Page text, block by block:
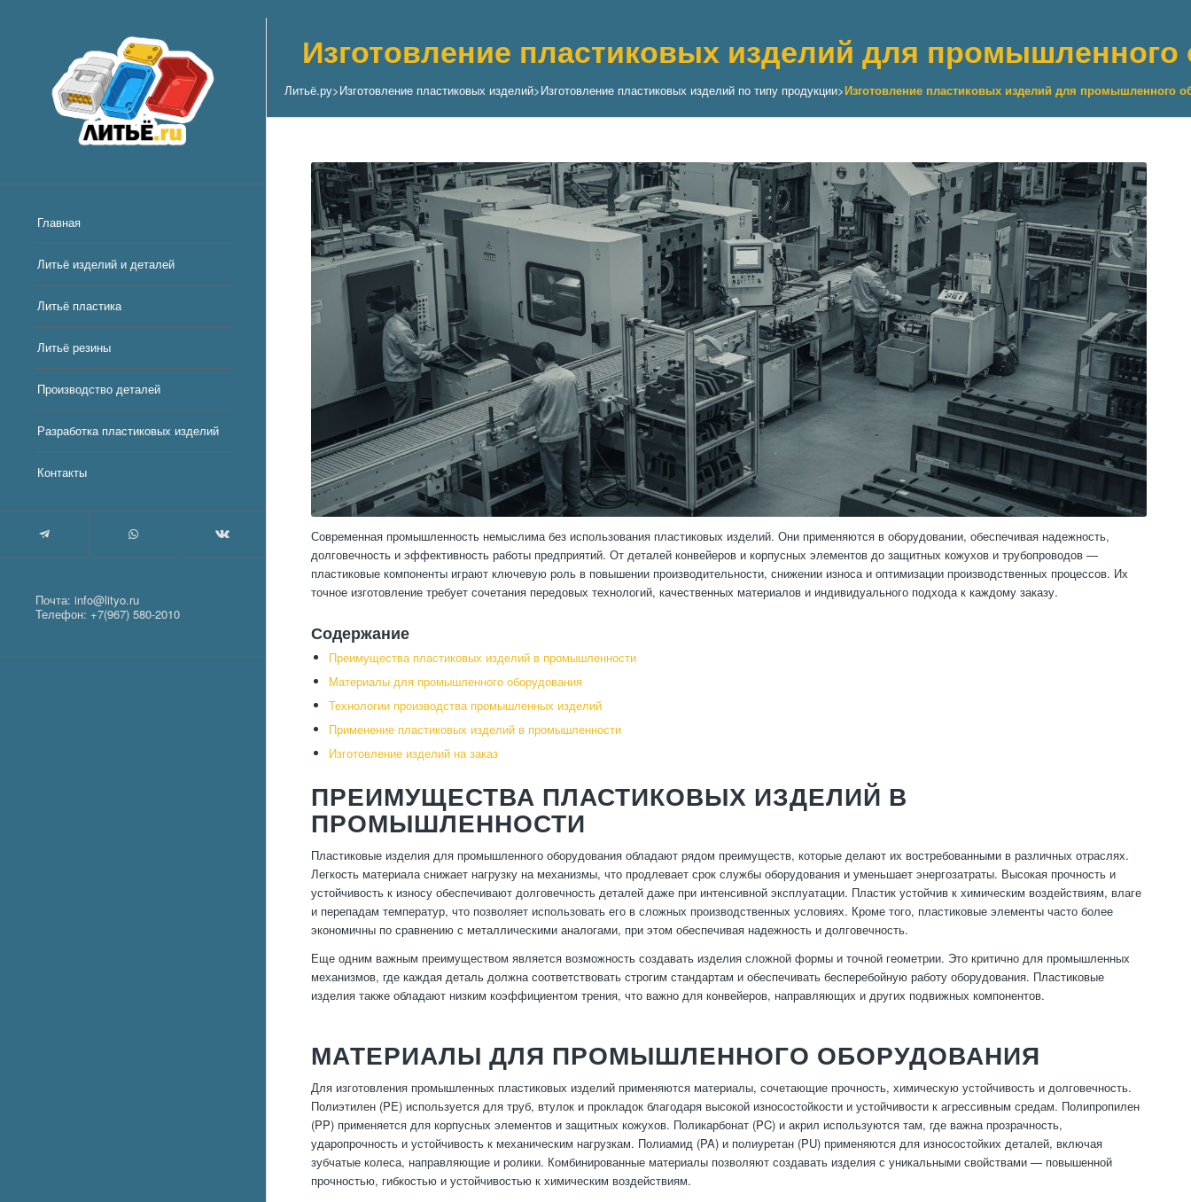
Главная
Литьё изделий и деталей
Литьё пластика
Литьё резины
Производство деталей
Разработка пластиковых изделий
Контакты
Почта: info@lityo.ru
Телефон: +7(967) 580-2010
Изготовление пластиковых изделий для промышленного
Литьё.ру>Изготовление пластиковых изделий>Изготовление пластиковых изделий по типу продукции>Изготовление пластиковых изделий для промышленного
Современная промышленность немыслима без использования пластиковых изделий. Они применяются в оборудовании, обеспечивая надежность,
долговечность и эффективность работы предприятий. От деталей конвейеров и корпусных элементов до защитных кожухов и трубопроводов —
пластиковые компоненты играют ключевую роль в повышении производительности, снижении износа и оптимизации производственных процессов. Их
точное изготовление требует сочетания передовых технологий, качественных материалов и индивидуального подхода к каждому заказу.
Содержание
Преимущества пластиковых изделий в промышленности
Материалы для промышленного оборудования
Технологии производства промышленных изделий
Применение пластиковых изделий в промышленности
Изготовление изделий на заказ
ПРЕИМУЩЕСТВА ПЛАСТИКОВЫХ ИЗДЕЛИЙ В
ПРОМЫШЛЕННОСТИ
Пластиковые изделия для промышленного оборудования обладают рядом преимуществ, которые делают их востребованными в различных отраслях.
Легкость материала снижает нагрузку на механизмы, что продлевает срок службы оборудования и уменьшает энергозатраты. Высокая прочность и
устойчивость к износу обеспечивают долговечность деталей даже при интенсивной эксплуатации. Пластик устойчив к химическим воздействиям, влаге
и перепадам температур, что позволяет использовать его в сложных производственных условиях. Кроме того, пластиковые элементы часто более
экономичны по сравнению с металлическими аналогами, при этом обеспечивая надежность и долговечность.
Еще одним важным преимуществом является возможность создавать изделия сложной формы и точной геометрии. Это критично для промышленных
механизмов, где каждая деталь должна соответствовать строгим стандартам и обеспечивать бесперебойную работу оборудования. Пластиковые
изделия также обладают низким коэффициентом трения, что важно для конвейеров, направляющих и других подвижных компонентов.
МАТЕРИАЛЫ ДЛЯ ПРОМЫШЛЕННОГО ОБОРУДОВАНИЯ
Для изготовления промышленных пластиковых изделий применяются материалы, сочетающие прочность, химическую устойчивость и долговечность.
Полиэтилен (PE) используется для труб, втулок и прокладок благодаря высокой износостойкости и устойчивости к агрессивным средам. Полипропилен
(PP) применяется для корпусных элементов и защитных кожухов. Поликарбонат (PC) и акрил используются там, где важна прозрачность,
ударопрочность и устойчивость к механическим нагрузкам. Полиамид (PA) и полиуретан (PU) применяются для износостойких деталей, включая
зубчатые колеса, направляющие и ролики. Комбинированные материалы позволяют создавать изделия с уникальными свойствами — повышенной
прочностью, гибкостью и устойчивостью к химическим воздействиям.